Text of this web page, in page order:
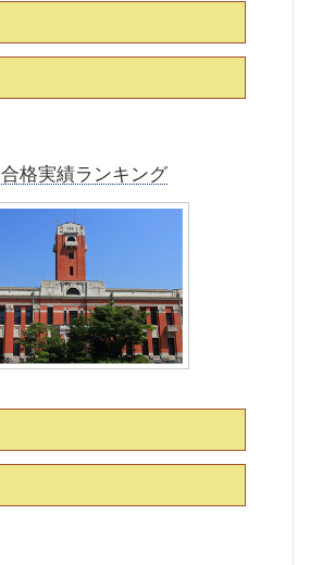
合格実績ランキング